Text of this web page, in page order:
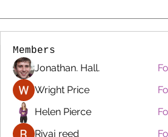
Members
Jonathan. Hall.
Wright Price
Helen Pierce
Riyaj reed